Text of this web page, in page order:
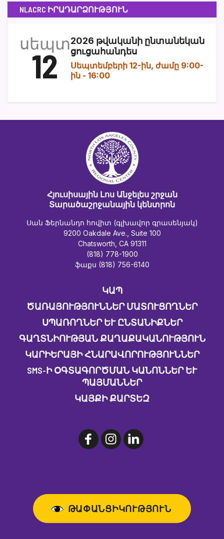
NLACRC ԻՐԱԴԱՐՁՈՒԹՅՈՒՆ
սեպտ
12
2026 թվականի ընտանեկան
ցուցահանդես
Սեպտեմբերի 12-ին, ժամը 9:00-
ին - 16:00
Հյուսիսային Լոս Անջելես շրջան
Տարածաշրջանային կենտրոն
Սան Ֆերնանդո հովիտ (գլխավոր գրասենյակ)
9200 Oakdale Ave., Suite 100
Chatsworth, CA 91311
(818) 778-1900
ֆաքս (818) 756-6140
ԿԱՊ
ԾԱՌԱՅՈՒԹՅՈՒՆՆԵՐ ՄԱՏՈՒՑՈՂՆԵՐ
ՍՊԱՌՈՂՆԵՐ ԵՒ ԸՆՏԱՆԻՔՆԵՐ
ԳԱՂՏՆԻՈՒԹՅԱՆ ՔԱՂԱՔԱԿԱՆՈՒԹՅՈՒՆ
ԿԱՐԻԵՐԱՅԻ ՀՆԱՐԱՎՈՐՈՒԹՅՈՒՆՆԵՐ
SMS-Ի ՕԳՏԱԳՈՐԾՄԱՆ ԿԱՆՈՆՆԵՐ ԵՒ Պ
ԱՅՄԱՆՆԵՐ
ԿԱՅՔԻ ՔԱՐՏԵԶ
ԹԱՓԱՆՑԻԿՈՒԹՅՈՒՆ